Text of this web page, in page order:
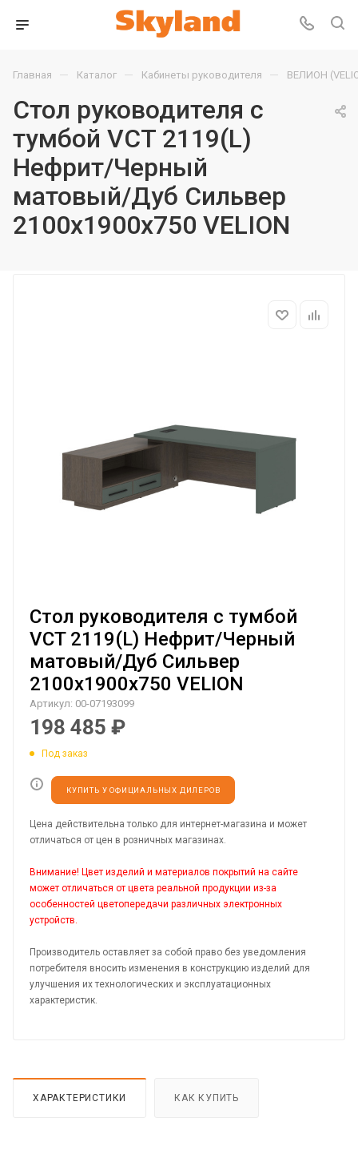
Главная — Каталог — Кабинеты руководителя — ВЕЛИОН
Стол руководителя с
тумбой VCT 2119(L)
Нефрит/Черный
матовый/Дуб Сильвер
2100х1900х750 VELION
Стол руководителя с тумбой
VCT 2119(L) Нефрит/Черный
матовый/Дуб Сильвер
2100х1900х750 VELION
Артикул: 00-07193099
198 485 ₽
Под заказ
КУПИТЬ У ОФИЦИАЛЬНЫХ ДИЛЕРОВ
Цена действительна только для интернет-магазина и может
отличаться от цен в розничных магазинах.
Внимание! Цвет изделий и материалов покрытий на сайте
может отличаться от цвета реальной продукции из-за
особенностей цветопередачи различных электронных
устройств.
Производитель оставляет за собой право без уведомления
потребителя вносить изменения в конструкцию изделий для
улучшения их технологических и эксплуатационных
характеристик.
ХАРАКТЕРИСТИКИ КАК КУПИТЬ